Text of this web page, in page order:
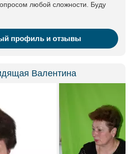
любой сложности. Буду
профиль и отзывы
Валентина